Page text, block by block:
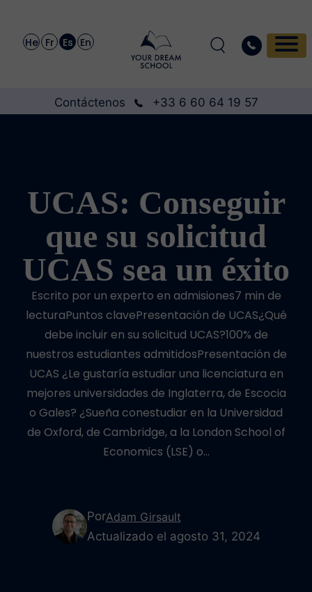
He Fr Es En
Contáctenos +33 6 60 64 19 57
UCAS: Conseguir
que su solicitud
UCAS sea un éxito
Escrito por un experto en admisiones7 min de
lecturaPuntos clavePresentación de UCAS¿Qué
debe incluir en su solicitud UCAS?100% de
nuestros estudiantes admitidosPresentación de
UCAS ¿Le gustaría estudiar una licenciatura en
mejores universidades de Inglaterra, de Escocia
o Gales? ¿Sueña conestudiar en la Universidad
de Oxford, de Cambridge, a la London School of
Economics (LSE) o…
PorAdam Girsault
Actualizado el agosto 31, 2024